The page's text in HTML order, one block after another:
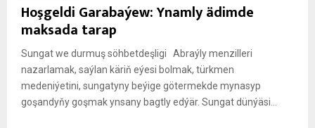
Hoşgeldi Garabaýew: Ynamly ädimde
maksada tarap
Sungat we durmuş söhbetdeşligi Abraýly menzilleri
nazarlamak, saýlan käriň eýesi bolmak, türkmen
medeniýetini, sungatyny beýige götermekde mynasyp
goşandyňy goşmak ynsany bagtly edýär. Sungat dünýäsi...